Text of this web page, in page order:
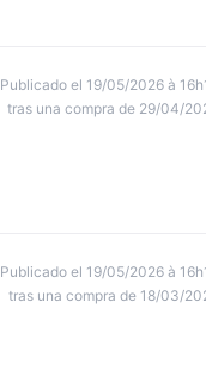
Publicado el 19/05/2026 à
tras una compra de 29/04/
Publicado el 19/05/2026 à
tras una compra de 18/03/